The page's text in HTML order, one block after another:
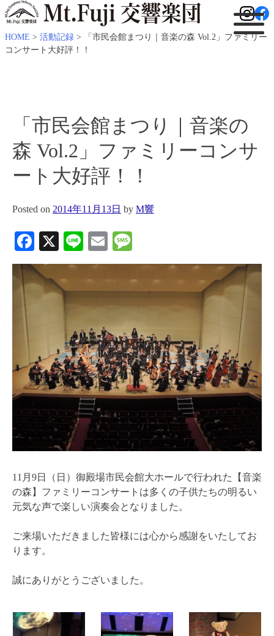
HOME > 活動記録 >
「市民会館まつり｜音楽の森 Vol.2」ファミリー
コンサート大好評！！
「市民会館まつり｜音楽の
森 Vol.2」ファミリーコンサ
ート大好評！！
Posted on 2014年11月13日 by M響
Facebook
X LineEmail
11月9日（日）御殿場市民会館大ホールで行われた【音楽
の森】ファミリーコンサートは多くの子供たちの明るい
元気な声で楽しい演奏会となりました。
ご来場いただきました皆様には心から感謝をいたしてお
ります。
誠にありがとうございました。